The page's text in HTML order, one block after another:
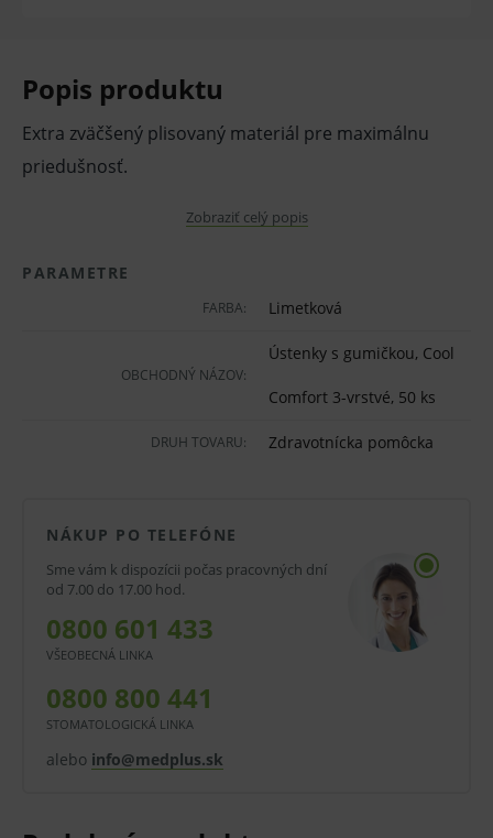
Popis produktu
Extra zväčšený plisovaný materiál pre maximálnu
priedušnosť.
Bez sklenených vlákien a s mäkkými
elastickými gumičkami.
Mäkká biela vnútorná vrstva a vonkajšia
vrstva odolná proti tekutinám.
50 ks
V prípade porušenia zapečateného obalu tohto
tovaru nie je z dôvodu ochrany zdravia alebo
hygienických dôvodov možné odstúpiť od kúpnej
zmluvy v lehote 14 dní.
zdravotníckej pomôcky in vitro odporúčame poradu s
Zobraziť celý popis
PARAMETRE
FARBA: Limetková
OBCHODNÝ NÁZOV:
Ústenky s gumičkou, Cool
Comfort 3-vrstvé, 50 ks
DRUH TOVARU: Zdravotnícka pomôcka
NÁKUP PO TELEFÓNE
Sme vám k dispozícii počas pracovných dní
od 7.00 do 17.00 hod.
0800 601 433
VŠEOBECNÁ LINKA
0800 800 441
STOMATOLOGICKÁ LINKA
alebo info@medplus.sk